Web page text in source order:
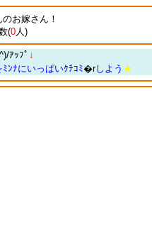
お嫁さん！
(0人)
ｱｯﾌﾟ ↓
ﾝﾅにいっぱいｸﾁｺﾐ�rしよう ★